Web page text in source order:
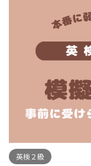
英検２級